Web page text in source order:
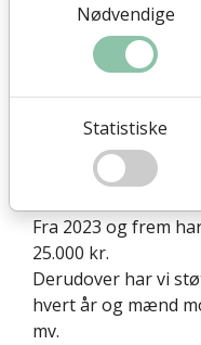
Nødvendige
Statistiske
Kræftens
Vi støtter Kræftens
forskellige måder.
Knæk Cancer har vi
Fra 2023 og frem
25.000 kr.
Derudover har vi
hvert år og mænd
mv.